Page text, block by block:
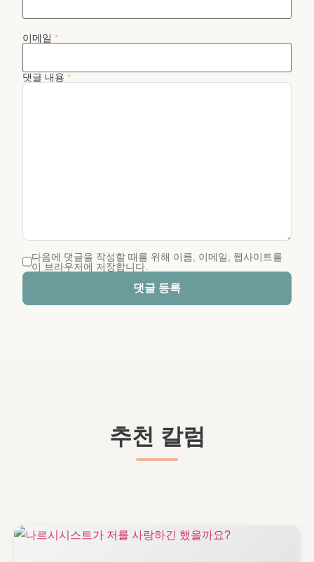
이메일 *
댓글 내용 *
다음에 댓글을 작성할 때를 위해 이름, 이메일, 웹사이트를
이 브라우저에 저장합니다.
댓글 등록
추천 칼럼